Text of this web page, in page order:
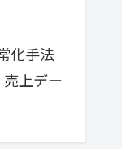
化手法
上デー